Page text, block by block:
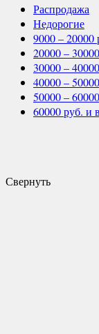
Распродажа
Недорогие
9000 – 20000
20000 –
30000 –
40000 –
50000 –
60000 руб. и
Свернуть